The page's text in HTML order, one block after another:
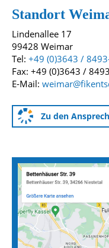
Standort
Lindenallee 17
99428 Weimar
Tel: +49 (0)3643 /
Fax: +49 (0)3643 /
E-Mail:
Zu den